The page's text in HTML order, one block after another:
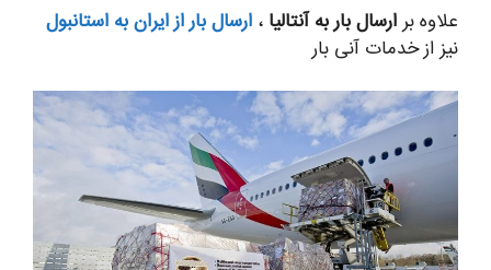
علاوه بر ارسال بار به آنتالیا ، ارسال بار از ایران به استانبول
نیز از خدمات آنی بار